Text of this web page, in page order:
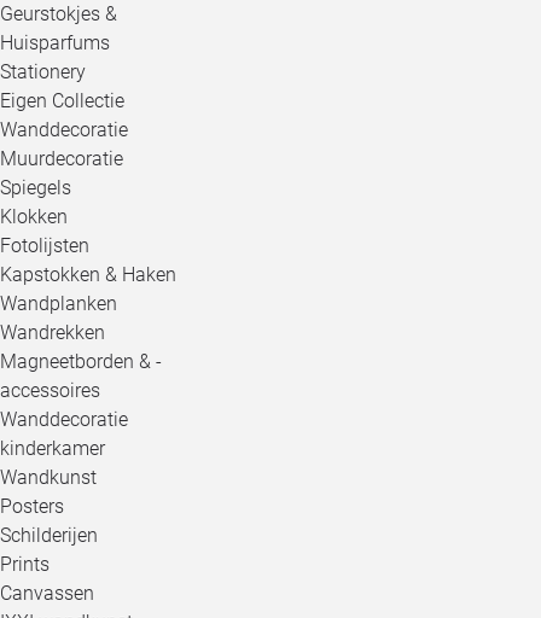
Geurstokjes &
Huisparfums
Stationery
Eigen Collectie
Wanddecoratie
Muurdecoratie
Spiegels
Klokken
Fotolijsten
Kapstokken & Haken
Wandplanken
Wandrekken
Magneetborden & -
accessoires
Wanddecoratie
kinderkamer
Wandkunst
Posters
Schilderijen
Prints
Canvassen